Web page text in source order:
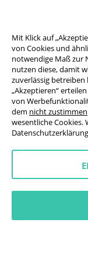
PRODUKTE
Sie können hier den
Widerruf auf die
Nach dem Absenden
besteht und wie der
Bitte beachten Sie:
Mit Klick auf
von Cookies und
notwendige Maß zur
nutzen diese, damit
zuverlässig
„Akzeptieren“
von
dem nicht zustimmen
wesentliche
Datenschutzerklärung